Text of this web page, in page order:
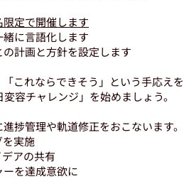
定で開催します
に言語化します
計画と方針を設定します
これならできそう」という手応えを
容チャレンジ」を始めましょう。
捗管理や軌道修正をおこないます。
実施
アの共有
を達成意欲に